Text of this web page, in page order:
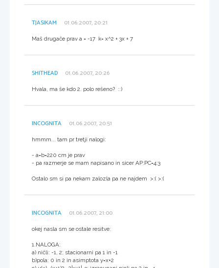
TJASIKAM 01.06.2007, 20:21
Maš drugače prav a = -17 k= x^2 + 3x + 7
SHITHEAD 01.06.2007, 20:26
Hvala, ma še kdo 2. polo rešeno? ::)
INCOGNITA 01.06.2007, 20:51
hmmm... tam pr tretji nalogi:
- a=b=220 cm je prav
- pa razmerje se mam napisano in sicer AP:PC=4:3
Ostalo sm si pa nekam zalozla pa ne najdem >:( >:(
INCOGNITA 01.06.2007, 21:00
okej nasla sm se ostale resitve:
1.NALOGA:
a) ničli: -1, 2; stacionarni pa 1 in -1
b)pola: 0 in 2 in asimptota y=x+2